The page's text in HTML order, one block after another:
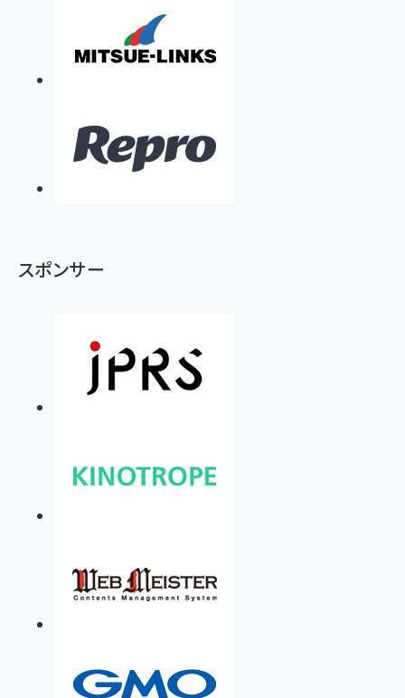
スポンサー